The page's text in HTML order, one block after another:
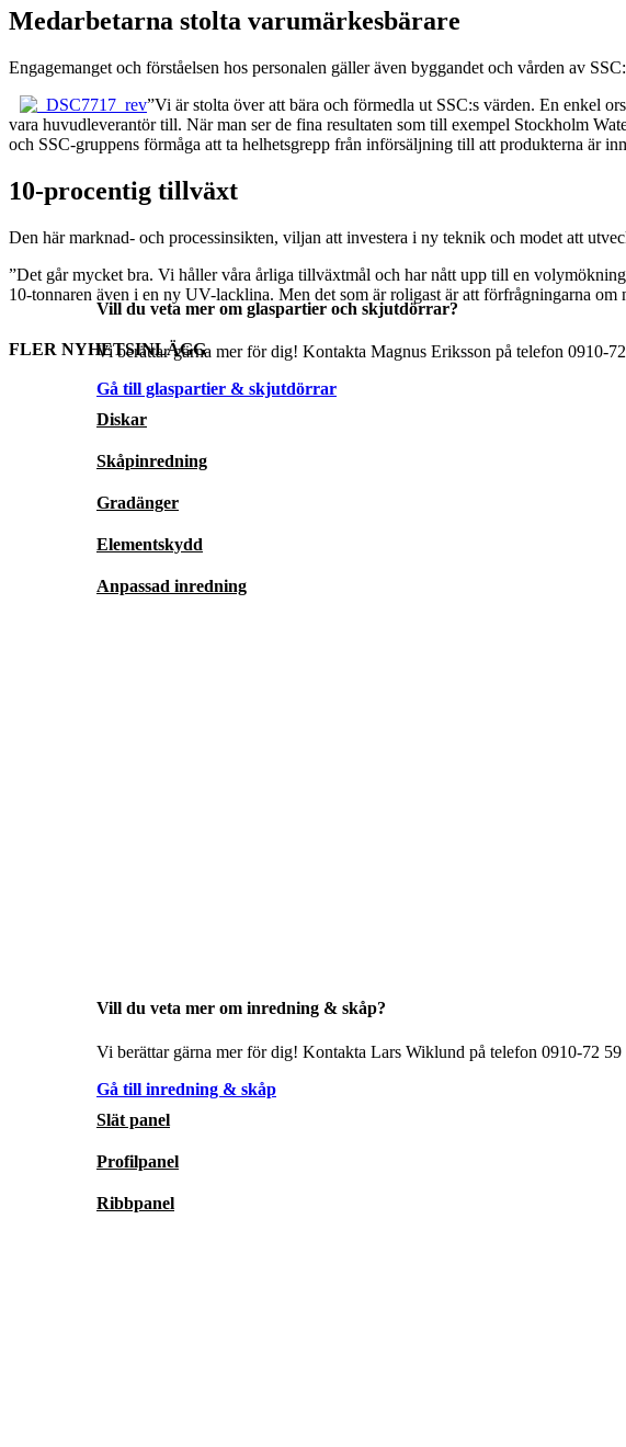
Vill du veta mer om glaspartier och skjutdörrar?
Vi berättar gärna mer för dig! Kontakta Magnus Eriksson på telefon 0910-
Gå till glaspartier & skjutdörrar
Diskar
Skåpinredning
Gradänger
Elementskydd
Anpassad inredning
Vill du veta mer om inredning & skåp?
Vi berättar gärna mer för dig! Kontakta Lars Wiklund på telefon 0910-72
Gå till inredning & skåp
Slät panel
Profilpanel
Ribbpanel
Medarbetarna stolta varumärkesbärare
Engagemanget och förståelsen hos personalen gäller även byggandet och vården av
”Vi är stolta över att bära och förmedla ut SSC:s värden. En enkel
vara huvudleverantör till. När man ser de fina resultaten som till exempel Stockholm
och SSC-gruppens förmåga att ta helhetsgrepp från införsäljning till att produkterna är
10-procentig tillväxt
Den här marknad- och processinsikten, viljan att investera i ny teknik och modet att
”Det går mycket bra. Vi håller våra årliga tillväxtmål och har nått upp till en
10-tonnaren även i en ny UV-lacklina. Men det som är roligast är att förfrågningarna
FLER NYHETSINLÄGG